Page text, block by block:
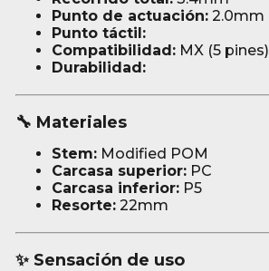
Punto de actuación:2.0mm
Punto táctil:
Compatibilidad:MX (5 pines)
Durabilidad:
🔧 Materiales
Stem:Modified POM
Carcasa superior:PC
Carcasa inferior:P5
Resorte:22mm
✨ Sensación de uso